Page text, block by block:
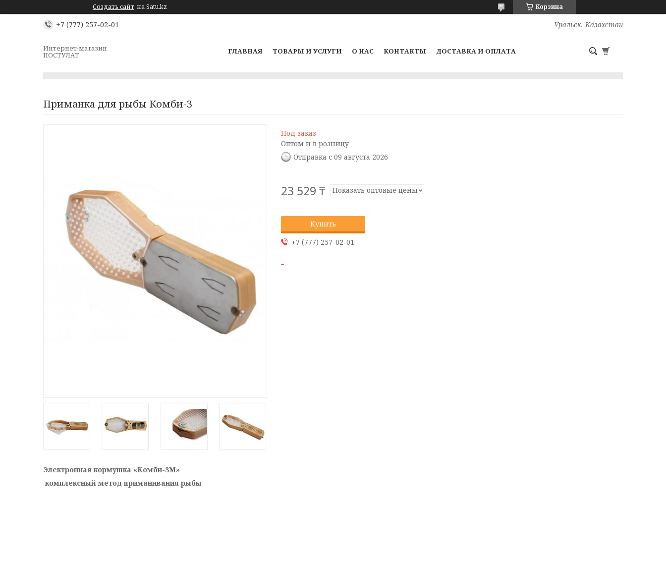
Создать сайт на Satu.kz Корзина
+7 (777) 257-02-01 Уральск, Казахстан
Интернет-магазин
ПОСТУЛАТ ГЛАВНАЯ ТОВАРЫ И УСЛУГИ О НАС КОНТАКТЫ ДОСТАВКА И ОПЛАТА
Приманка для рыбы Комби-3
Под заказ
Оптом и в розницу
Отправка с 09 августа 2026
23 529 ₸ Показать оптовые цены
Купить
+7 (777) 257-02-01
Электронная кормушка «Комби-3М»
комплексный метод приманивания рыбы